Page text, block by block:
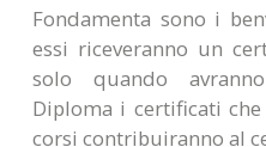
Fondamenta sono i
essi riceveranno un
solo quando
Diploma i certificati
corsi contribuiranno al